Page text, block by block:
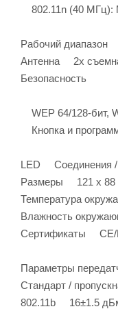
802.11n (40 МГц):
Рабочий диапазон
Антенна 2x
Безопасность
WEP 64/128-бит,
Кнопка и
LED Соединения /
Размеры 121 x 88
Температура
Влажность
Сертификаты CE/
Параметры
Стандарт /
802.11b 16±1.5